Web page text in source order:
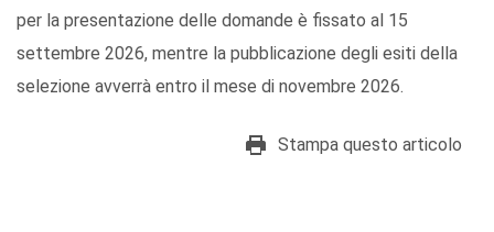
per la presentazione delle domande è fissato al 15
settembre 2026, mentre la pubblicazione degli esiti della
selezione avverrà entro il mese di novembre 2026.
Stampa questo articolo